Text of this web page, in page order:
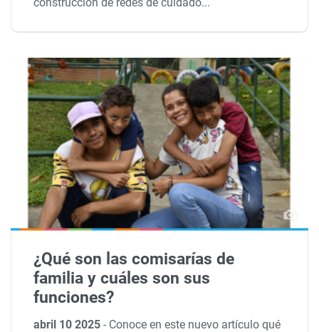
construcción de redes de cuidado...
¿Qué son las comisarías de
familia y cuáles son sus
funciones?
abril 10 2025- Conoce en este nuevo artículo qué